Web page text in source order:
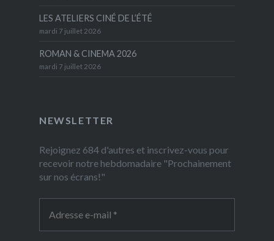
LES ATELIERS CINÉ DE L’ÉTÉ
mardi 7 juillet 2026
ROMAN & CINEMA 2026
mardi 7 juillet 2026
NEWSLETTER
Rejoignez 684 d'autres et inscrivez-vous pour
recevoir notre hebdomadaire "Prochainement
sur nos écrans!"